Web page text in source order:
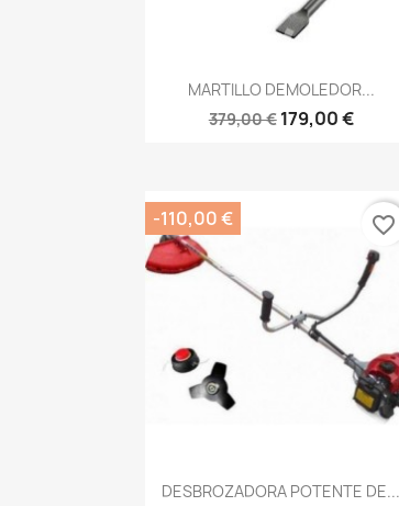
 Vista rápida
MARTILLO DEMOLEDOR...
379,00 € 179,00 €
Vista rápida
DESBROZADORA POTENTE DE...
-110,00 € favorite_border